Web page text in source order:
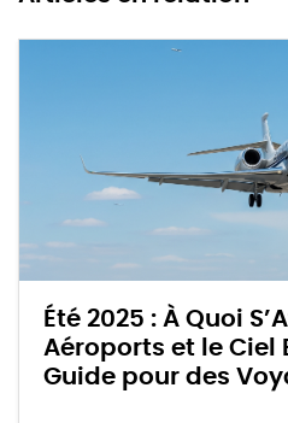
Été 2025 : À Quoi
Aéroports et le Ciel
Guide pour des